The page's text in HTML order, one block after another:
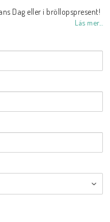
Dag eller i bröllopspresent!
Läs mer...